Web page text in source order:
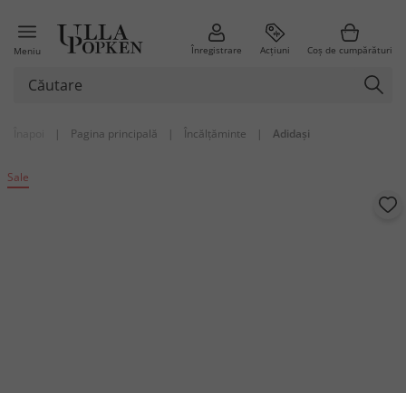
Meniu Înregistrare Acțiuni Coș de cumpărături
| Pagina principală | Încălțăminte | Adidași
Sale